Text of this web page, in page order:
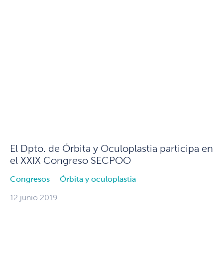
El Dpto. de Órbita y Oculoplastia participa en
el XXIX Congreso SECPOO
Congresos Órbita y oculoplastia
12 junio 2019